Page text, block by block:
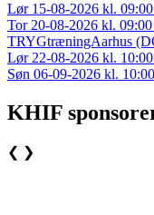
Lør 15-08-2026 kl.
Tor 20-08-2026 kl.
TRYGtræningAarhus
Lør 22-08-2026 kl.
Søn 06-09-2026 kl.
KHIF
❮ ❯